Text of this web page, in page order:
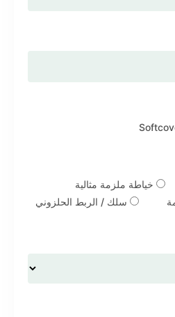
خياطة ملزمة مثالية
سلك / الربط الحلزوني